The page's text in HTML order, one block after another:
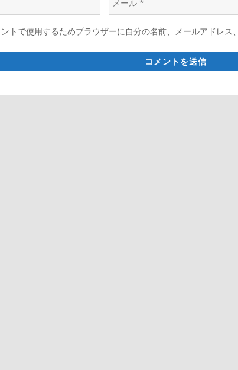
ー
ル
トで使用するためブラウザーに自分の名前、メールアドレス